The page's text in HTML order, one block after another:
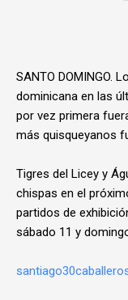
SANTO DOMINGO.
dominicana en las
por vez primera
más quisqueyanos
Tigres del Licey y
chispas en el
partidos de
sábado 11 y